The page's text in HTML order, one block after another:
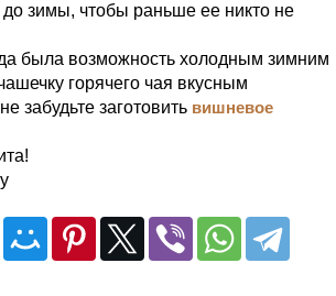
до зимы, чтобы раньше ее никто не
была возможность холодным зимним
горячего чая вкусным
забудьте заготовить вишневое